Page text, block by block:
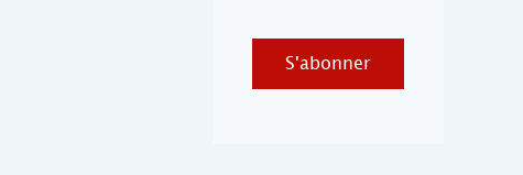
S'abonner